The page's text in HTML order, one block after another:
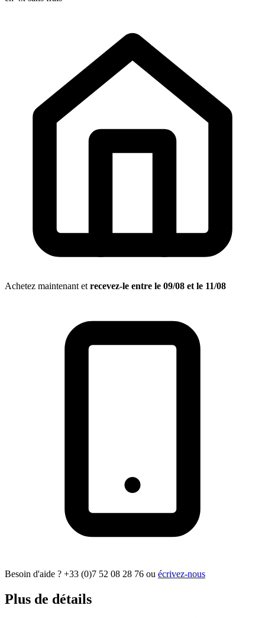
Achetez maintenant et recevez-le entre le 09/08 et le 11/08
Besoin d'aide ? +33 (0)7 52 08 28 76 ou écrivez-nous
Plus de détails